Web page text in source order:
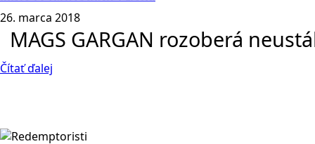
26. marca 2018
MAGS GARGAN rozoberá
Čítať ďalej